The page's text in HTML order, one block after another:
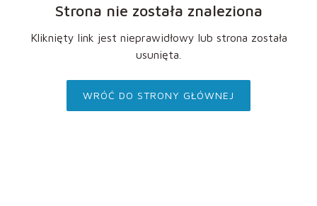
Strona nie została znaleziona
Kliknięty link jest nieprawidłowy lub strona została
usunięta.
WRÓĆ DO STRONY GŁÓWNEJ